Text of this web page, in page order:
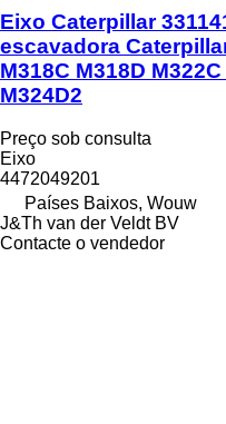
Eixo Caterpillar
escavadora
M318C M318D
M324D2
Preço sob consulta
Eixo
4472049201
Países Baixos, Wouw
J&Th van der Veldt BV
Contacte o vendedor